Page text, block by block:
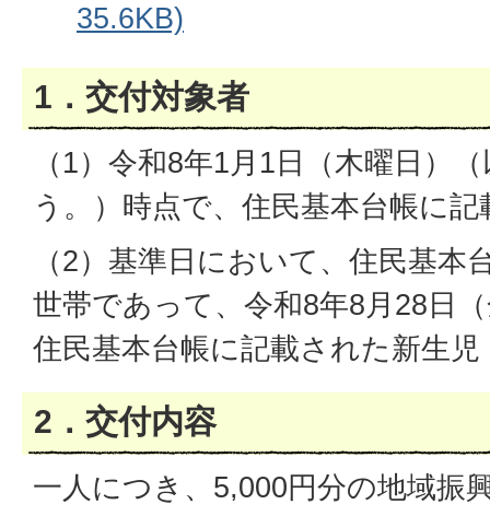
35.6KB)
1．交付対象者
（1）令和8年1月1日（木曜日）
う。）時点で、住民基本台帳に
（2）基準日において、住民基本
世帯であって、令和8年8月28日
住民基本台帳に記載された新生児
2．交付内容
一人につき、5,000円分の地域振